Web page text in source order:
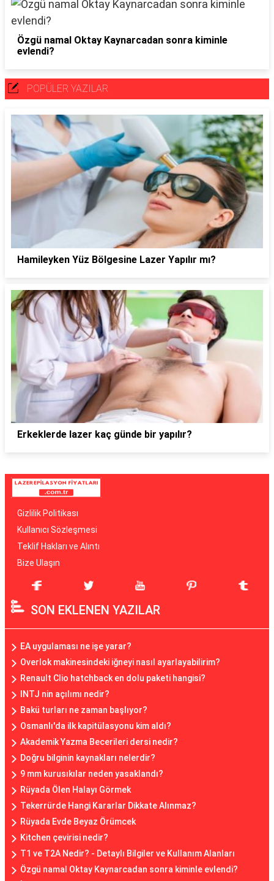
Özgü namal Oktay Kaynarcadan sonra kiminle
evlendi?
POPÜLER YAZILAR
Hamileyken Yüz Bölgesine Lazer Yapılır mı?
Erkeklerde lazer kaç günde bir yapılır?
Gizlilik Politikası
Kullanıcı Sözleşmesi
Teklif Hakları ve Alıntı
Bize Ulaşın
SON EKLENEN YAZILAR
EA uygulaması ne işe yarar?
Overlok makinesindeki iğneyi nasıl ayarlayabilirim?
Renault Clio hatchback en dolu paketi hangisi?
INTJ nin açılımı nedir?
Bakü turları ne zaman başlıyor?
Osmanlı'da ilk kapitülasyonu kim aldı?
Akademik Yazma Becerileri dersi nedir?
Doğru bilginin kaynakları nelerdir?
9 mm kurusıkılar neden yasaklandı?
Rüyada Ölen Halayı Görmek
Tekerrürde Hangi Kararlar Dikkate Alınmaz?
Rüyada Evde Beyaz Örümcek
Kitchen çevirisi nedir?
T1 ve T2A Nedir? - Detaylı Bilgiler ve Kullanım Alanları
Özgü namal Oktay Kaynarcadan sonra kiminle evlendi?